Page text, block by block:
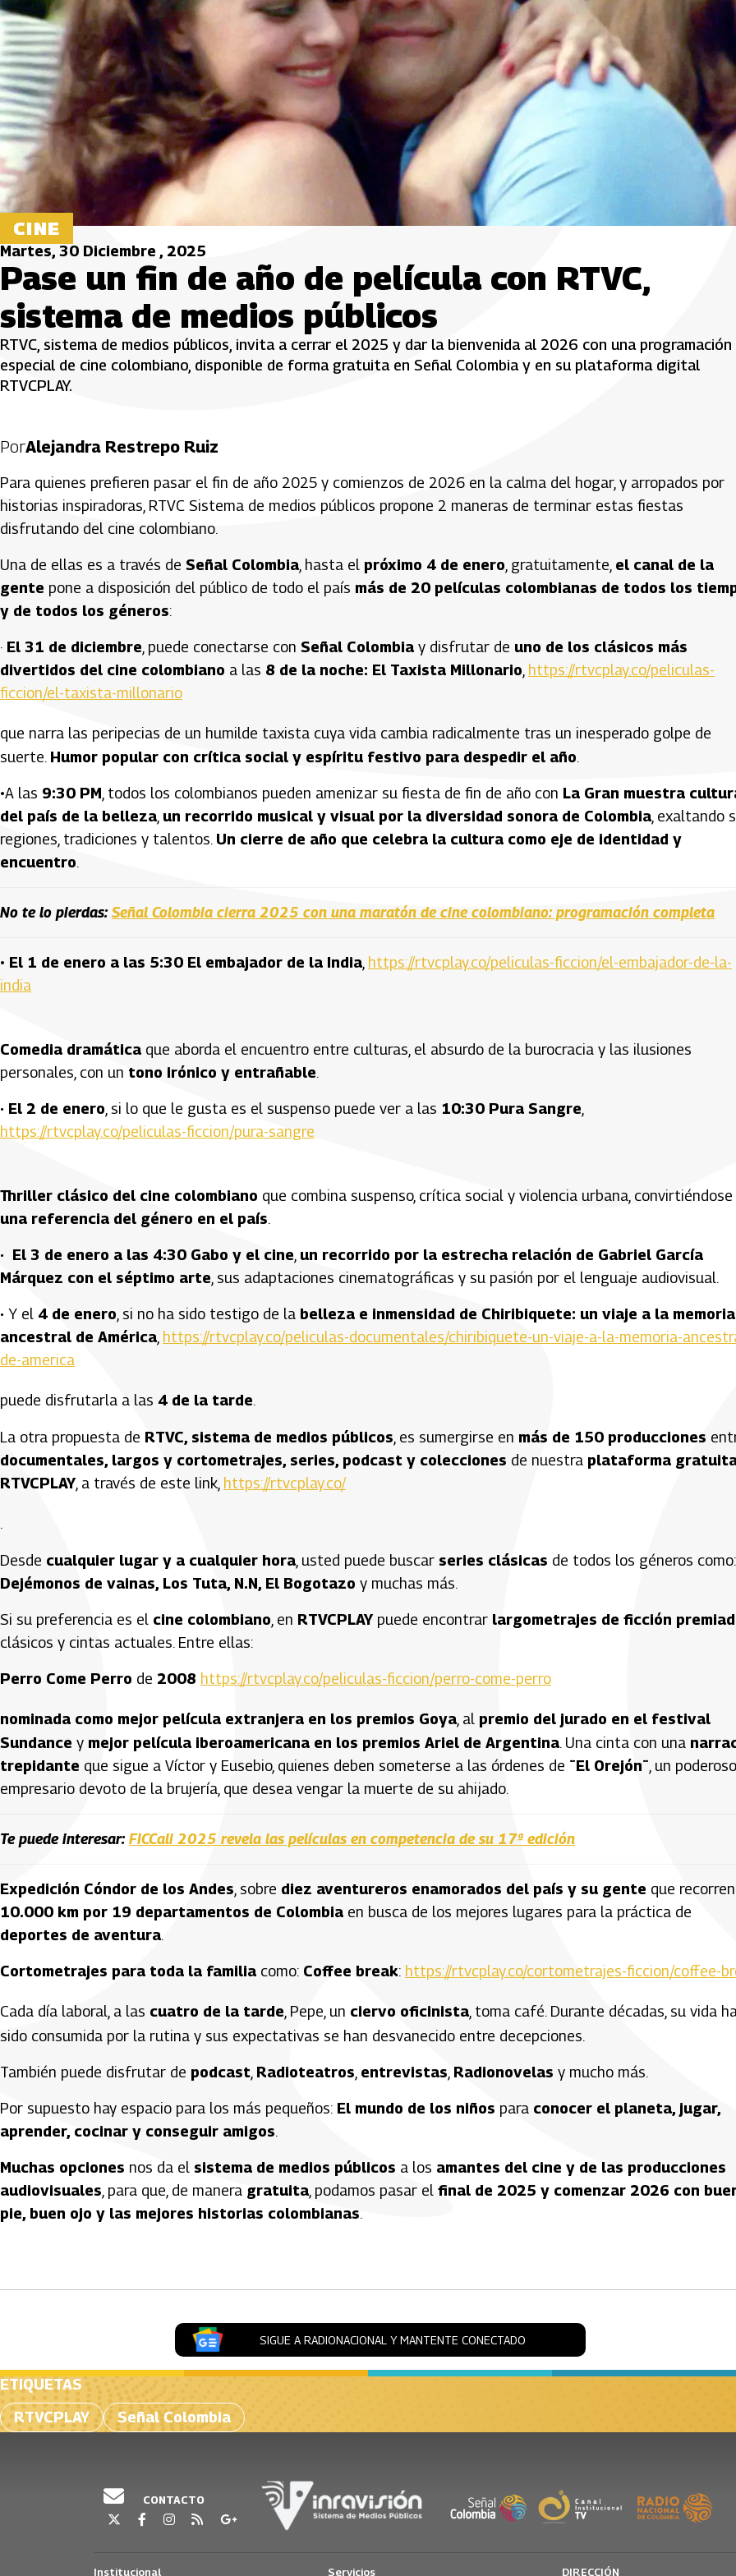
CINE
Martes, 30 Diciembre , 2025
Pase un fin de año de película con RTVC,
sistema de medios públicos
RTVC, sistema de medios públicos, invita a cerrar el 2025 y dar la bienvenida al 2026 con una programación
especial de cine colombiano, disponible de forma gratuita en Señal Colombia y en su plataforma digital
RTVCPLAY.
PorAlejandra Restrepo Ruiz
Para quienes prefieren pasar el fin de año 2025 y comienzos de 2026 en la calma del hogar, y arropados por
historias inspiradoras, RTVC Sistema de medios públicos propone 2 maneras de terminar estas fiestas
disfrutando del cine colombiano.
Una de ellas es a través de Señal Colombia , hasta el próximo 4 de enero , gratuitamente, el canal de la
gente pone a disposición del público de todo el país más de 20 películas colombianas de todos los
y de todos los géneros:
· El 31 de diciembre , puede conectarse con Señal Colombia y disfrutar de uno de los clásicos más
divertidos del cine colombiano a las 8 de la noche: El Taxista Millonario https://rtvcplay.co/peliculas-
ficcion/el-taxista-millonario
que narra las peripecias de un humilde taxista cuya vida cambia radicalmente tras un inesperado golpe de
suerte. Humor popular con crítica social y espíritu festivo para despedir el año.
•A las 9:30 PM , todos los colombianos pueden amenizar su fiesta de fin de año con La Gran muestra
del país de la belleza un recorrido musical y visual por la diversidad sonora de Colombia , exaltando
regiones, tradiciones y talentos. Un cierre de año que celebra la cultura como eje de identidad y
encuentro.
No te lo pierdas:Señal Colombia cierra 2025 con una maratón de cine colombiano: programación completa
• El 1 de enero a las 5:30 El embajador de la India https://rtvcplay.co/peliculas-ficcion/el-embajador-de-la-
india
Comedia dramática que aborda el encuentro entre culturas, el absurdo de la burocracia y las ilusiones
personales, con un tono irónico y entrañable.
· El 2 de enero , si lo que le gusta es el suspenso puede ver a las 10:30 Pura Sangre
https://rtvcplay.co/peliculas-ficcion/pura-sangre
Thriller clásico del cine colombiano que combina suspenso, crítica social y violencia urbana, convirtiéndose
una referencia del género en el país.
· El 3 de enero a las 4:30 Gabo y el cine, un recorrido por la estrecha relación de Gabriel García
Márquez con el séptimo arte , sus adaptaciones cinematográficas y su pasión por el lenguaje audiovisual.
· Y el 4 de enero , si no ha sido testigo de la belleza e inmensidad de Chiribiquete: un viaje a la memoria
ancestral de América https://rtvcplay.co/peliculas-documentales/chiribiquete-un-viaje-a-la-memoria-
de-america
puede disfrutarla a las 4 de la tarde.
La otra propuesta de RTVC, sistema de medios públicos, es sumergirse en más de 150 producciones
documentales, largos y cortometrajes, series, podcast y colecciones de nuestra plataforma
RTVCPLAY, a través de este link, https://rtvcplay.co/
.
Desde cualquier lugar y a cualquier hora, usted puede buscar series clásicas de todos los géneros como:
Dejémonos de vainas, Los Tuta, N.N, El Bogotazo y muchas más.
Si su preferencia es el cine colombiano, en RTVCPLAY puede encontrar largometrajes de ficción
clásicos y cintas actuales. Entre ellas:
Perro Come Perro de 2008 https://rtvcplay.co/peliculas-ficcion/perro-come-perro
nominada como mejor película extranjera en los premios Goya, al premio del jurado en el festival
Sundance y mejor película iberoamericana en los premios Ariel de Argentina. Una cinta con una
trepidante que sigue a Víctor y Eusebio, quienes deben someterse a las órdenes de ¨El Orejón¨, un poderoso
empresario devoto de la brujería, que desea vengar la muerte de su ahijado.
Te puede interesar: FICCali 2025 revela las películas en competencia de su 17ª edición
Expedición Cóndor de los Andes, sobre diez aventureros enamorados del país y su gente que recorren
10.000 km por 19 departamentos de Colombia en busca de los mejores lugares para la práctica de
deportes de aventura.
Cortometrajes para toda la familia como: Coffee break: https://rtvcplay.co/cortometrajes-ficcion/coffee-
Cada día laboral, a las cuatro de la tarde, Pepe, un ciervo oficinista, toma café. Durante décadas, su vida
sido consumida por la rutina y sus expectativas se han desvanecido entre decepciones.
También puede disfrutar de podcast Radioteatros entrevistas Radionovelas y mucho más.
Por supuesto hay espacio para los más pequeños: El mundo de los niños para conocer el planeta, jugar,
aprender, cocinar y conseguir amigos.
Muchas opciones nos da el sistema de medios públicos a los amantes del cine y de las producciones
audiovisuales , para que, de manera gratuita , podamos pasar el final de 2025 y comenzar 2026 con
pie, buen ojo y las mejores historias colombianas.
SIGUE A RADIONACIONAL Y MANTENTE CONECTADO
ETIQUETAS
RTVCPLAY
Señal Colombia
CONTACTO
Institucional Servicios DIRECCIÓN